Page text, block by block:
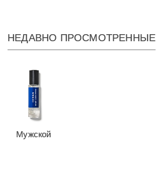
НЕДАВНО ПРОСМОТРЕННЫЕ
Мужской